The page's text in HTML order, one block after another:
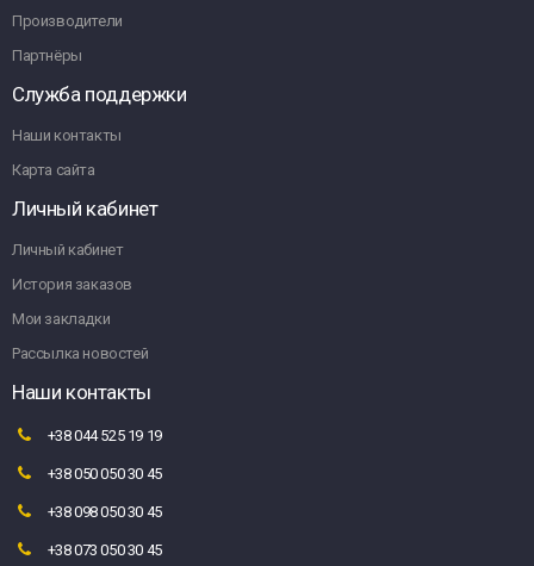
Производители
Партнёры
Служба поддержки
Наши контакты
Карта сайта
Личный кабинет
Личный кабинет
История заказов
Мои закладки
Рассылка новостей
Наши контакты
+38 044 525 19 19
+38 050 050 30 45
+38 098 050 30 45
+38 073 050 30 45